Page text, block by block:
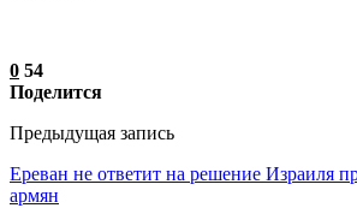
0 54
Поделится
Предыдущая запись
Ереван не ответит на решение Израиля
армян